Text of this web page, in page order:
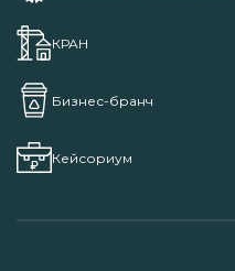
КРАН
Бизнес-бранч
Кейсориум